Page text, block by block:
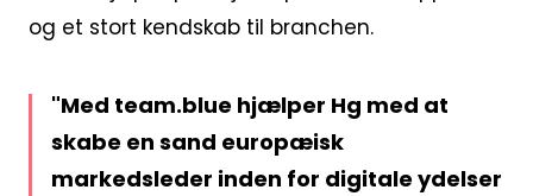
og et stort kendskab til branchen.
Med team.blue hjælper Hg med at
skabe en sand europæisk
markedsleder inden for digitale ydelser